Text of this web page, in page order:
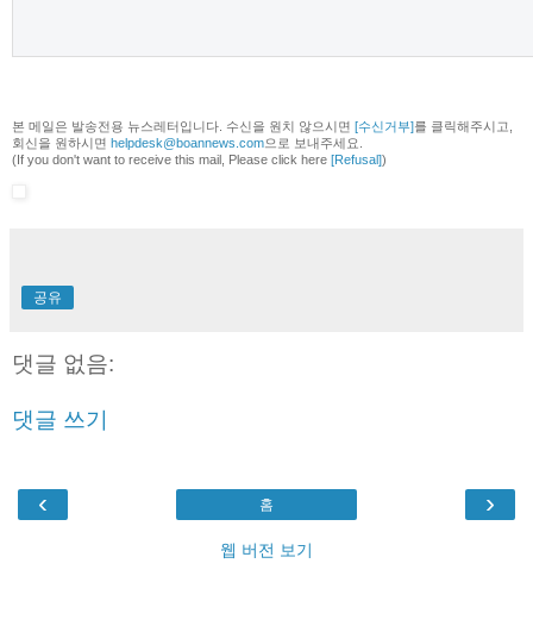
본 메일은 발송전용 뉴스레터입니다. 수신을 원치 않으시면 [수신거부]를 클릭해주시고,
회신을 원하시면 helpdesk@boannews.com으로 보내주세요.
(If you don't want to receive this mail, Please click here [Refusal])
공유
댓글 없음:
댓글 쓰기
‹ ›
홈
웹 버전 보기